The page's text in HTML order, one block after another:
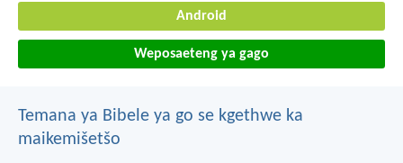
Android
Weposaeteng ya gago
Temana ya Bibele ya go se kgethwe ka
maikemišetšo